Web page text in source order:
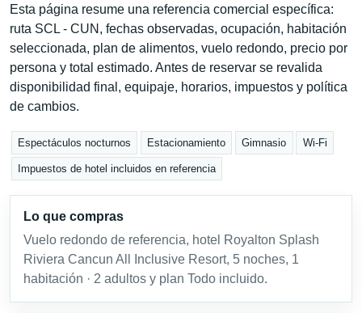
Esta página resume una referencia comercial específica:
ruta SCL - CUN, fechas observadas, ocupación, habitación
seleccionada, plan de alimentos, vuelo redondo, precio por
persona y total estimado. Antes de reservar se revalida
disponibilidad final, equipaje, horarios, impuestos y política
de cambios.
Espectáculos nocturnos Estacionamiento Gimnasio Wi-Fi
Impuestos de hotel incluidos en referencia
Lo que compras
Vuelo redondo de referencia, hotel Royalton Splash
Riviera Cancun All Inclusive Resort, 5 noches, 1
habitación · 2 adultos y plan Todo incluido.